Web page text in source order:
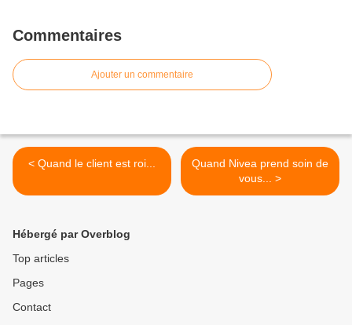
Commentaires
Ajouter un commentaire
< Quand le client est roi...
Quand Nivea prend soin de
vous... >
Hébergé par Overblog
Top articles
Pages
Contact